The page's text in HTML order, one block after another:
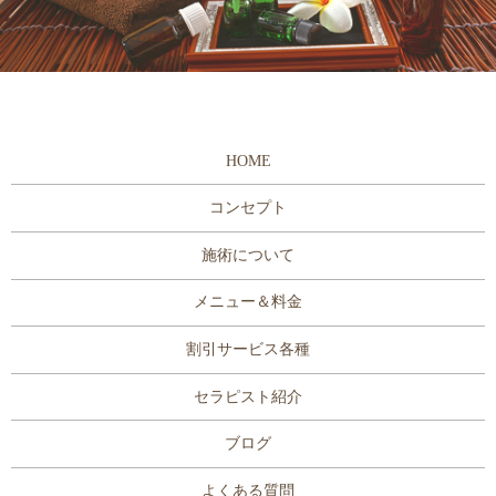
HOME
コンセプト
施術について
メニュー＆料金
割引サービス各種
セラピスト紹介
ブログ
よくある質問